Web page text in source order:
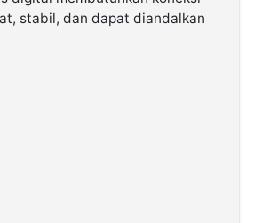
stabil, dan dapat diandalkan